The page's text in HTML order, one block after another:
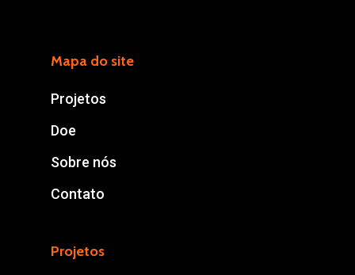
Mapa do site
Projetos
Doe
Sobre nós
Contato
Projetos